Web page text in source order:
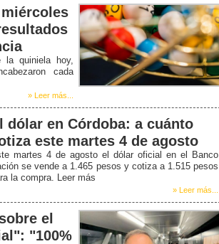
la quiniela hoy,
cada
» Leer más...
dólar en Córdoba: a cuánto
este martes 4 de agosto
martes 4 de agosto el dólar oficial en el Banco
se vende a 1.465 pesos y cotiza a 1.515 pesos
la compra. Leer más
» Leer más...
el
"100%